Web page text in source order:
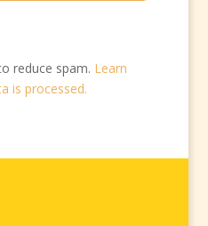
reduce spam. Learn
is processed.